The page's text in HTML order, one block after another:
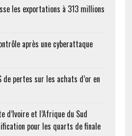
les exportations à 313 millions
après une cyberattaque
de pertes sur les achats d’or en
d’Ivoire et l’Afrique du Sud
pour les quarts de finale